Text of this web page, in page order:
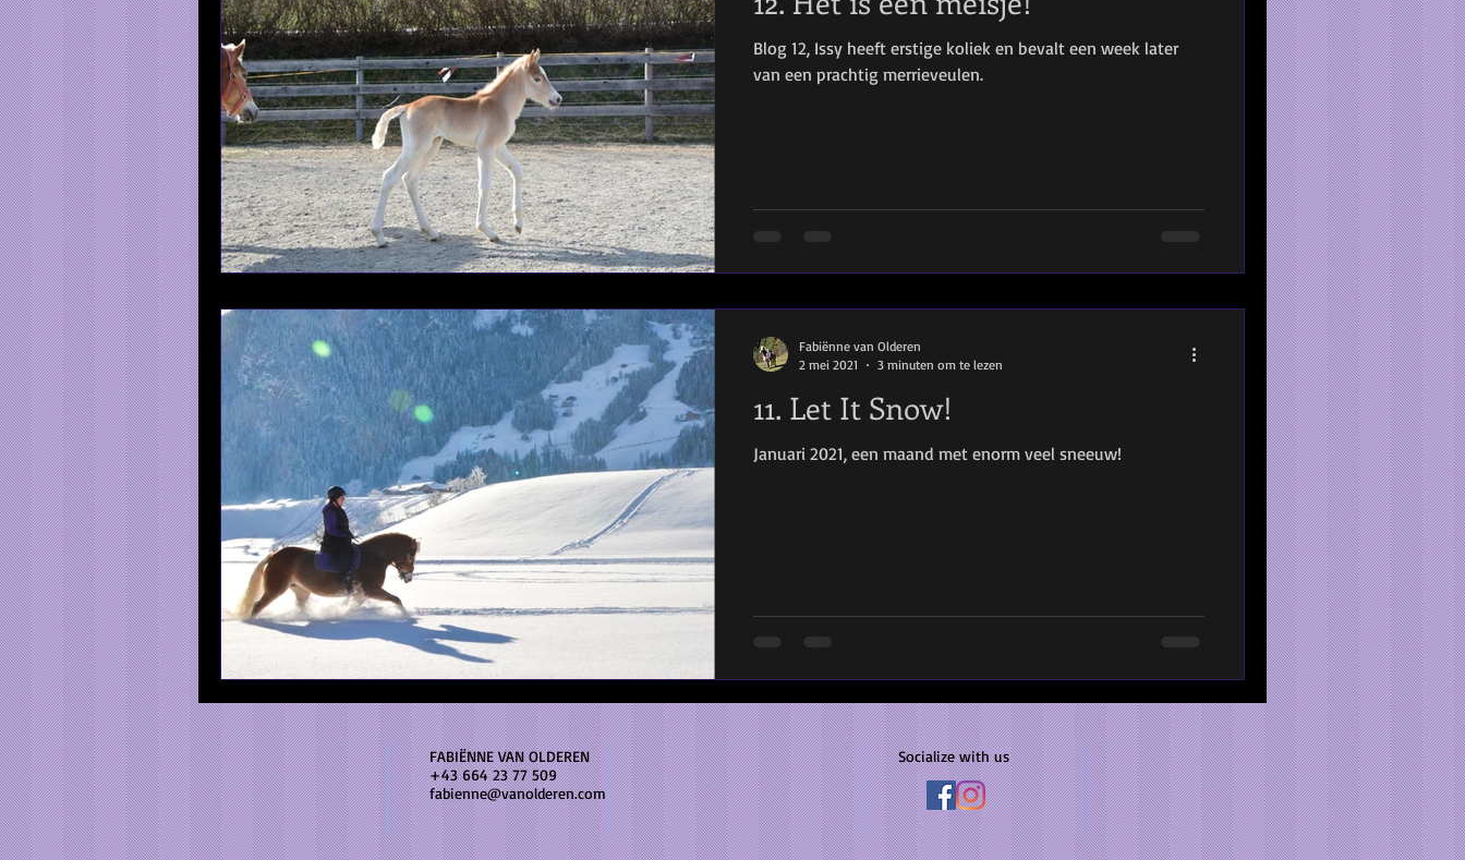
Blog 12, Issy heeft erstige koliek en bevalt een week later
van een prachtig merrieveulen.
11. Let It Snow!
Januari 2021, een maand met enorm veel sneeuw!
Fabiënne van Olderen
2 mei 2021
3 minuten om te lezen
FABIËNNE VAN OLDEREN
+43 664 23 77 509
fabienne@vanolderen.com
Socialize with us